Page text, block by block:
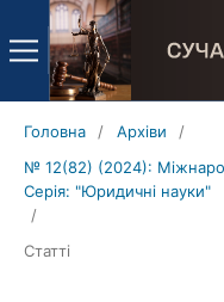
Головна / Архіви
/
№ 12(82) (2024):
Серія: "Юридичні науки"
/
Статті